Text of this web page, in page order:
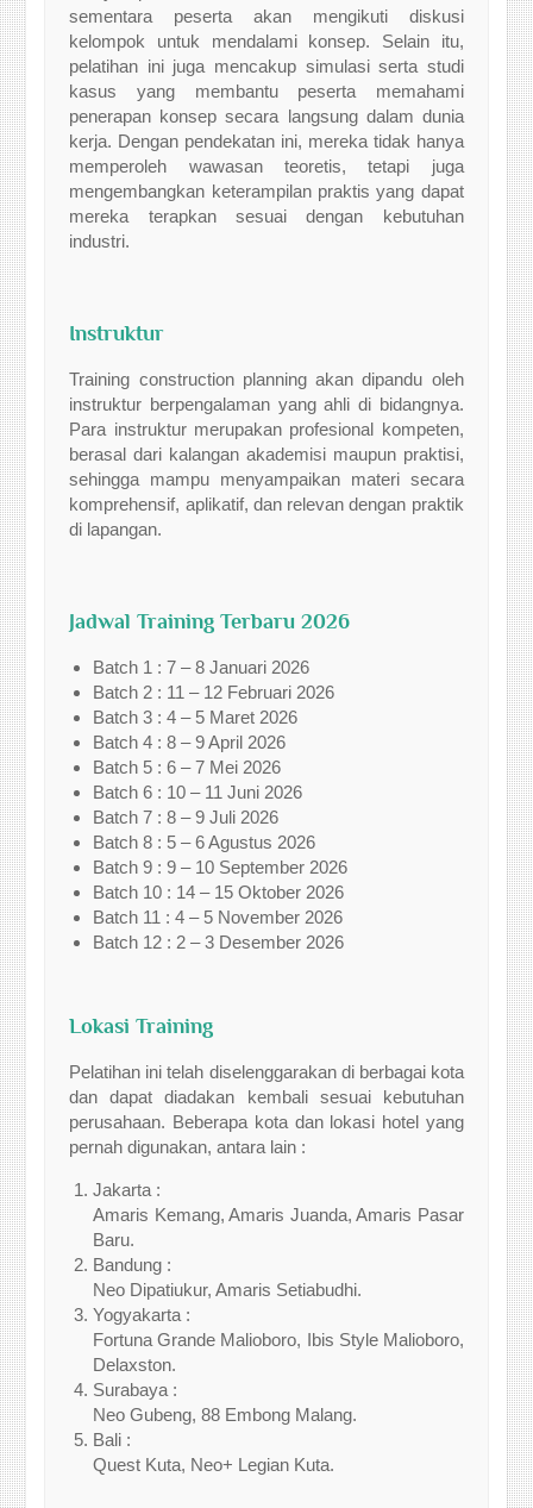
sementara peserta akan mengikuti diskusi
kelompok untuk mendalami konsep. Selain itu,
pelatihan ini juga mencakup simulasi serta studi
kasus yang membantu peserta memahami
penerapan konsep secara langsung dalam dunia
kerja. Dengan pendekatan ini, mereka tidak hanya
memperoleh wawasan teoretis, tetapi juga
mengembangkan keterampilan praktis yang dapat
mereka terapkan sesuai dengan kebutuhan
industri.
Instruktur
Training construction planningakan dipandu oleh
instruktur berpengalaman yang ahli di bidangnya.
Para instruktur merupakan profesional kompeten,
berasal dari kalangan akademisi maupun praktisi,
sehingga mampu menyampaikan materi secara
komprehensif, aplikatif, dan relevan dengan praktik
di lapangan.
Jadwal Training Terbaru 2026
Batch 1 : 7 – 8 Januari 2026
Batch 2 : 11 – 12 Februari 2026
Batch 3 : 4 – 5 Maret 2026
Batch 4 : 8 – 9 April 2026
Batch 5 : 6 – 7 Mei 2026
Batch 6 : 10 – 11 Juni 2026
Batch 7 : 8 – 9 Juli 2026
Batch 8 : 5 – 6 Agustus 2026
Batch 9 : 9 – 10 September 2026
Batch 10 : 14 – 15 Oktober 2026
Batch 11 : 4 – 5 November 2026
Batch 12 : 2 – 3 Desember 2026
Lokasi Training
Pelatihan ini telah diselenggarakan di berbagai kota
dan dapat diadakan kembali sesuai kebutuhan
perusahaan. Beberapa kota dan lokasi hotel yang
pernah digunakan, antara lain :
Jakarta :
Amaris Kemang, Amaris Juanda, Amaris Pasar
Baru.
Bandung :
Neo Dipatiukur, Amaris Setiabudhi.
Yogyakarta :
Fortuna Grande Malioboro, Ibis Style Malioboro,
Delaxston.
Surabaya :
Neo Gubeng, 88 Embong Malang.
Bali :
Quest Kuta, Neo+ Legian Kuta.